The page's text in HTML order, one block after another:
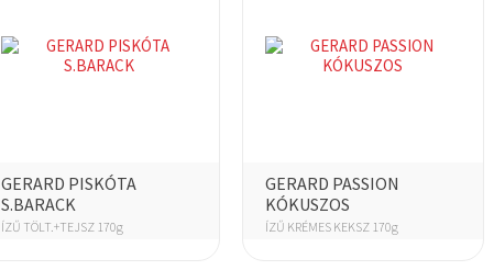
GERARD PISKÓTA
S.BARACK
ÍZŰ TÖLT.+TEJSZ 170g
GERARD PASSION
KÓKUSZOS
ÍZŰ KRÉMES KEKSZ 170g